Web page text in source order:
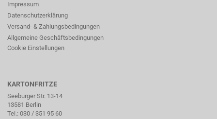
Impressum
Datenschutzerklärung
Versand- & Zahlungsbedingungen
Allgemeine Geschäftsbedingungen
Cookie Einstellungen
KARTONFRITZE
Seeburger Str. 13-14
13581 Berlin
Tel.: 030 / 351 95 60